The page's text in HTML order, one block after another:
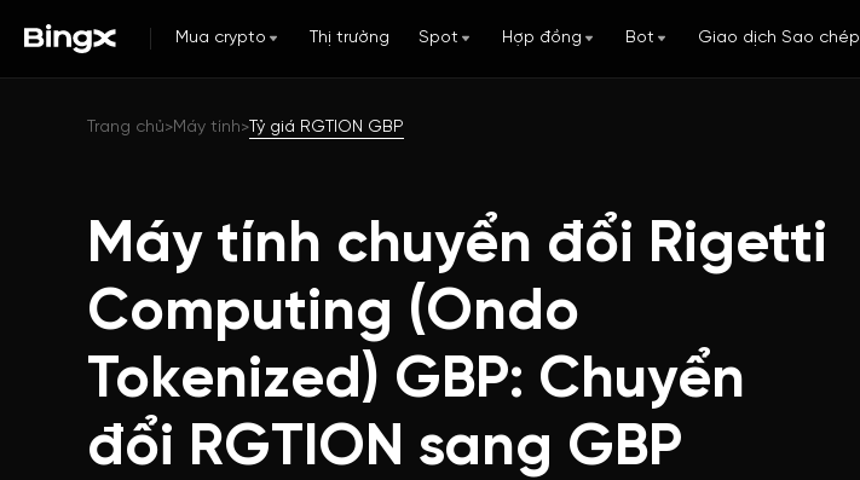
Mua crypto Thị trường Spot Hợp đồng Bot Giao dịch Sao chép
Trang chủ>Máy tính> Tỷ giá RGTION GBP
Máy tính chuyển đổi Rigetti
Computing (Ondo
Tokenized) GBP: Chuyển
đổi RGTION sang GBP